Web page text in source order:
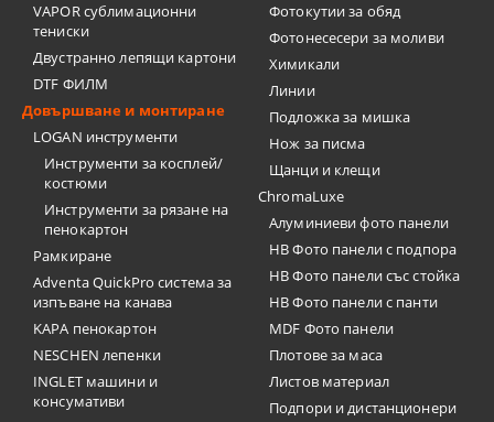
VAPOR сублимационни
тениски
Двустранно лепящи картони
DTF ФИЛМ
Довършване и монтиране
LOGAN инструменти
Инструменти за косплей/
костюми
Инструменти за рязане на
пенокартон
Рамкиране
Adventa QuickPro система за
изпъване на канава
KAPA пенокартон
NESCHEN лепенки
INGLET машини и
консумативи
Фотокутии за обяд
Фотонесесери за моливи
Химикали
Линии
Подложка за мишка
Нож за писма
Щанци и клещи
ChromaLuxe
Алуминиеви фото панели
HB Фото панели с подпора
HB Фото панели със стойка
HB Фото панели с панти
MDF Фото панели
Плотове за маса
Листов материал
Подпори и дистанционери